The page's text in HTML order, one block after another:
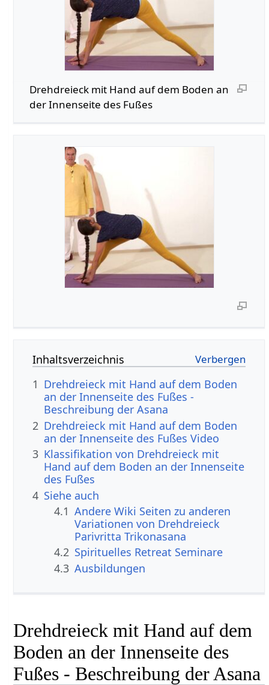
Drehdreieck mit Hand auf dem Boden an
der Innenseite des Fußes
Inhaltsverzeichnis
1 Drehdreieck mit Hand auf dem Boden
an der Innenseite des Fußes -
Beschreibung der Asana
2 Drehdreieck mit Hand auf dem Boden
an der Innenseite des Fußes Video
3 Klassifikation von Drehdreieck mit
Hand auf dem Boden an der Innenseite
des Fußes
4 Siehe auch
4.1 Andere Wiki Seiten zu anderen
Variationen von Drehdreieck
Parivritta Trikonasana
4.2 Spirituelles Retreat Seminare
4.3 Ausbildungen
Drehdreieck mit Hand auf dem
Boden an der Innenseite des
Fußes - Beschreibung der Asana